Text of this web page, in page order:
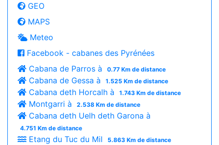
GEO
MAPS
Meteo
Facebook - cabanes des Pyrénées
Cabana de Parros à
0.77 Km de distance
Cabana de Gessa à 1.525 Km de distance
Cabana deth Horcalh à 1.743 Km de distance
Montgarri à 2.538 Km de distance
Cabana deth Uelh deth Garona à
4.751 Km de distance
Etang du Tuc du Mil 5.863 Km de distance